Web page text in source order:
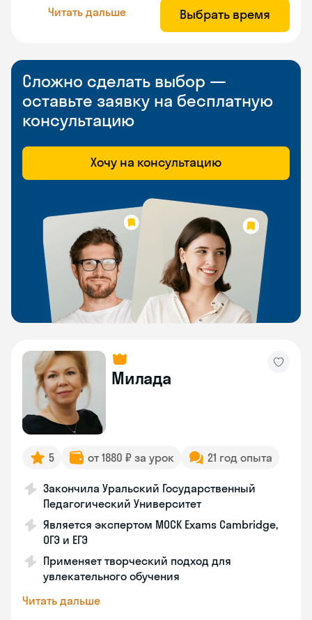
Читать дальше Выбрать время
Сложно сделать выбор —
оставьте заявку на бесплатную
консультацию
Хочу на консультацию
Милада
5 от 1880 ₽ за урок 21 год опыта
Закончила Уральский Государственный
Педагогический Университет
Является экспертом MOCK Exams Cambridge,
ОГЭ и ЕГЭ
Применяет творческий подход для
увлекательного обучения
Читать дальше